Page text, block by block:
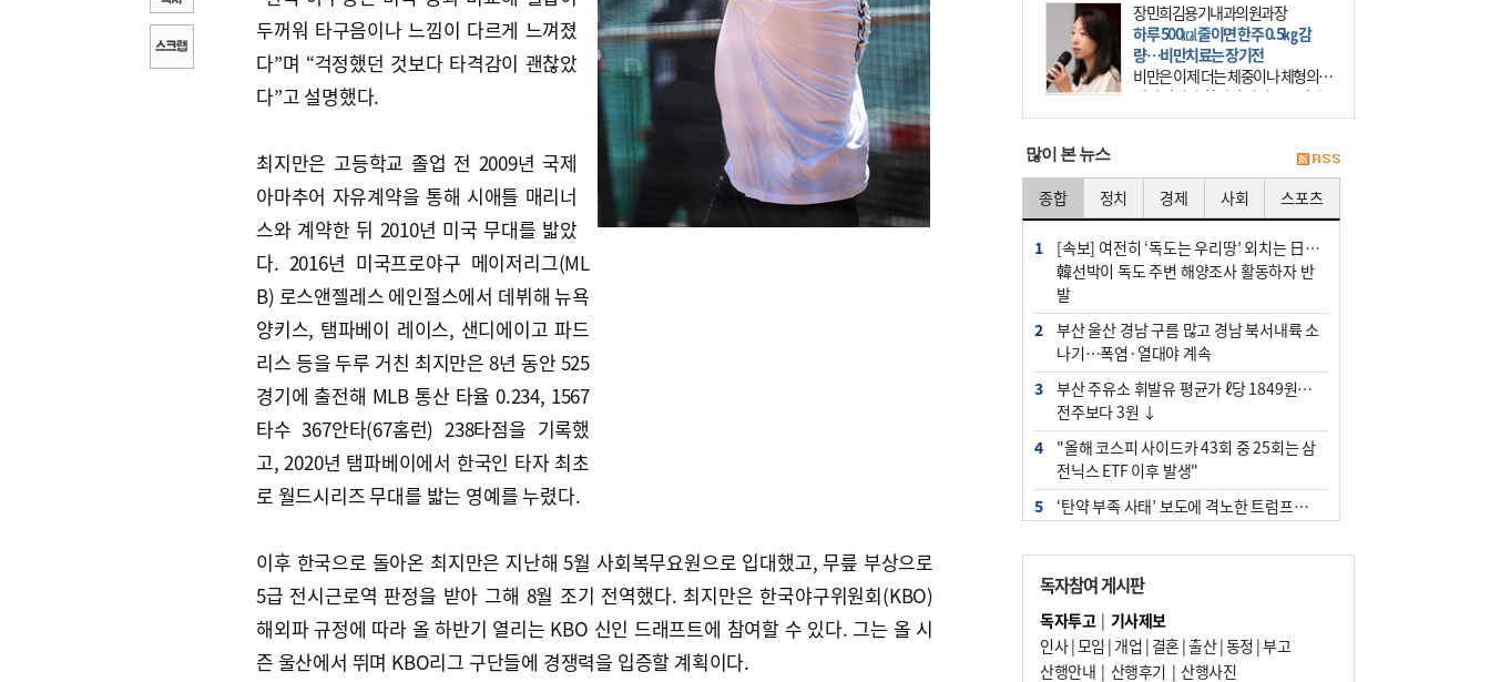
두꺼워 타구음이나 느낌이 다르게 느껴졌
다”며 “걱정했던 것보다 타격감이 괜찮았
다”고 설명했다.
최지만은 고등학교 졸업 전 2009년 국제
아마추어 자유계약을 통해 시애틀 매리너
스와 계약한 뒤 2010년 미국 무대를 밟았
다. 2016년 미국프로야구 메이저리그(ML
B) 로스앤젤레스 에인절스에서 데뷔해 뉴욕
양키스, 탬파베이 레이스, 샌디에이고 파드
리스 등을 두루 거친 최지만은 8년 동안 525
경기에 출전해 MLB 통산 타율 0.234, 1567
타수 367안타(67홈런) 238타점을 기록했
고, 2020년 탬파베이에서 한국인 타자 최초
로 월드시리즈 무대를 밟는 영예를 누렸다.
이후 한국으로 돌아온 최지만은 지난해 5월 사회복무요원으로 입대했고, 무릎 부상으로
5급 전시근로역 판정을 받아 그해 8월 조기 전역했다. 최지만은 한국야구위원회(KBO)
해외파 규정에 따라 올 하반기 열리는 KBO 신인 드래프트에 참여할 수 있다. 그는 올 시
즌 울산에서 뛰며 KBO리그 구단들에 경쟁력을 입증할 계획이다.
이유림 광도한의원 원장
목 통증, 침·뜸·추나 같이 하면 효과
적
휴대전화가 우리의 일상에 들어온 지
20년이 넘었다. 요즘에는 사람들 대
부분 스마트폰이라는 작은 기계를 한
많이 본 뉴스
종합 정치 경제 사회 스포츠
1
[속보] 여전히 ‘독도는 우리땅’ 외치는 日…
韓선박이 독도 주변 해양조사 활동하자 반
발
2
부산 울산 경남 구름 많고 경남 북서내륙 소
나기…폭염·열대야 계속
3
부산 주유소 휘발유 평균가 ℓ당 1849원…
전주보다 3원 ↓
4
"올해 코스피 사이드카 43회 중 25회는 삼
전닉스 ETF 이후 발생"
5
‘탄약 부족 사태’ 보도에 격노한 트럼프…
과…“현재는 부적절 행위 없어”
7
부산 앞바다에 기름 425ℓ 유출한 러시아 화
물선 적발
독자참여 게시판
독자투고| 기사제보
인사|모임 | 개업 | 결혼|출산|동정 |부고
산행안내 | 산행후기 | 산행사진